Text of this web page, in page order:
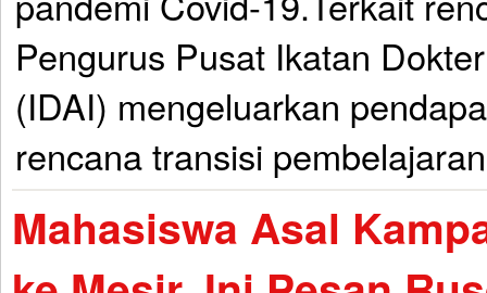
Pengurus Pusat Ikatan
(IDAI) mengeluarkan
rencana transisi
Mahasiswa Asal